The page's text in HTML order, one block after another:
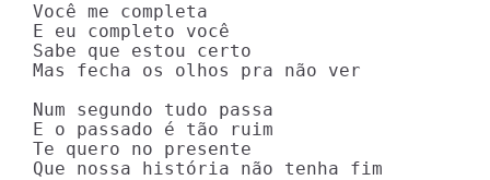
Você me completa
E eu completo você
Sabe que estou certo
Mas fecha os olhos pra não ver
Num segundo tudo passa
E o passado é tão ruim
Te quero no presente
Que nossa história não tenha fim